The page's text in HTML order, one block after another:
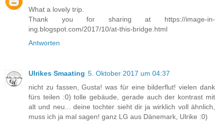
What a lovely trip.
Thank you for sharing at https://image-in-
ing.blogspot.com/2017/10/at-this-bridge.html
Antworten
Ulrikes Smaating 5. Oktober 2017 um 04:37
nicht zu fassen, Gusta! was für eine bilderflut! vielen dank
fürs teilen :0) tolle gebäude, gerade auch der kontrast mit
alt und neu... deine tochter sieht dir ja wirklich voll ähnlich,
muss ich ja mal sagen! ganz LG aus Dänemark, Ulrike :0)